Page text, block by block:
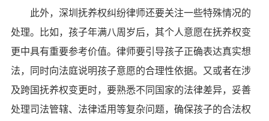
此外，深圳抚养权纠纷律师还要关注一些特殊情况的
处理。比如，孩子年满八周岁后，其个人意愿在抚养权变
更中具有重要参考价值。律师要引导孩子正确表达真实想
法，同时向法庭说明孩子意愿的合理性依据。又或者在涉
及跨国抚养权变更时，要熟悉不同国家的法律差异，妥善
处理司法管辖、法律适用等复杂问题，确保孩子的合法权